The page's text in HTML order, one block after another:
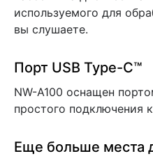
используемого для
вы слушаете.
Порт USB Type-C™
NW-A100 оснащен
простого подключения
Еще больше места